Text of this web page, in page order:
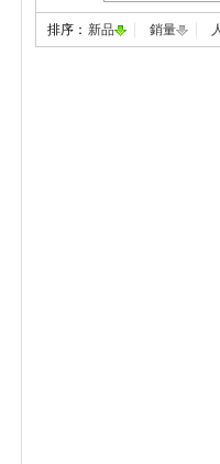
排序： 新品 銷量